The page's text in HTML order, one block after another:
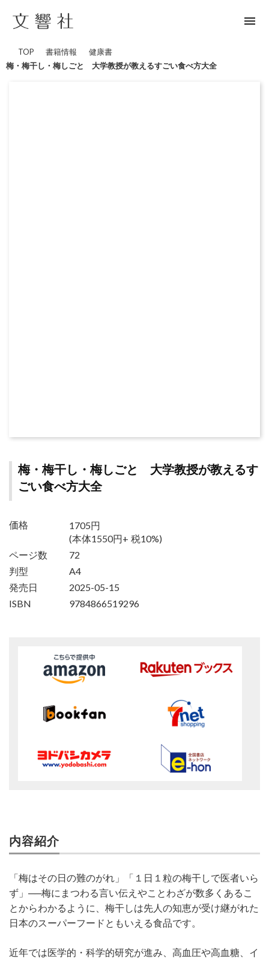
menu
TOP 書籍情報
健康書
梅・梅干し・梅しごと 大学教授が教えるすごい食べ方大全
梅・梅干し・梅しごと 大学教授が教えるす
ごい食べ方大全
価格
1705円
(本体1550円+ 税10%)
ページ数
72
判型
A4
発売日
2025-05-15
ISBN
9784866519296
内容紹介
「梅はその日の難のがれ」「１日１粒の梅干しで医者いら
ず」──梅にまつわる言い伝えやことわざが数多くあるこ
とからわかるように、梅干しは先人の知恵が受け継がれた
日本のスーパーフードともいえる食品です。
近年では医学的・科学的研究が進み、高血圧や高血糖、イ